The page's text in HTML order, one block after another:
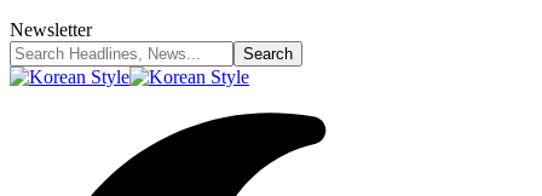
Newsletter